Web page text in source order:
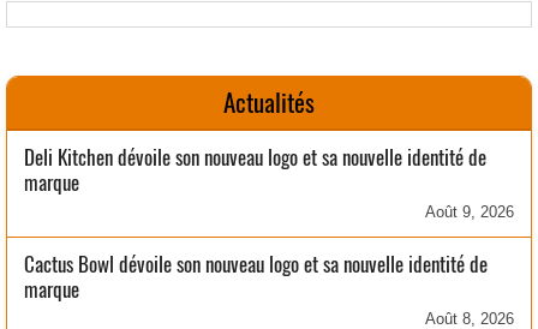
Actualités
Deli Kitchen dévoile son nouveau logo et sa nouvelle identité de
marque
Août 9, 2026
Cactus Bowl dévoile son nouveau logo et sa nouvelle identité de
marque
Août 8, 2026